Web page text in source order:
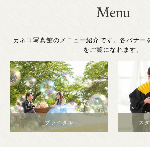
カネコ写真館のメニュー紹介です。各バナー
をご覧になれます。
スタジオウェディング